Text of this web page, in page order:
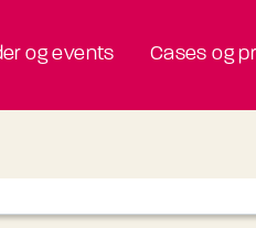
og events Cases og